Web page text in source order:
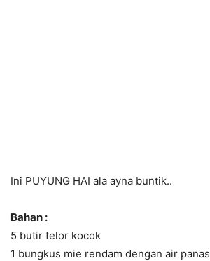
Ini PUYUNG HAI ala ayna buntik..
Bahan :
5 butir telor kocok
1 bungkus mie rendam dengan air panas